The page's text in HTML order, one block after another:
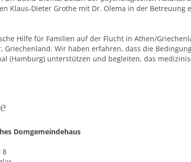
Klaus-Dieter Grothe mit Dr. Olema in der Betreuung
Hilfe für Familien auf der Flucht in Athen/
Griechenland. Wir haben erfahren, dass die
(Hamburg) unterstützen und begleiten, das
Domgemeindehaus
8